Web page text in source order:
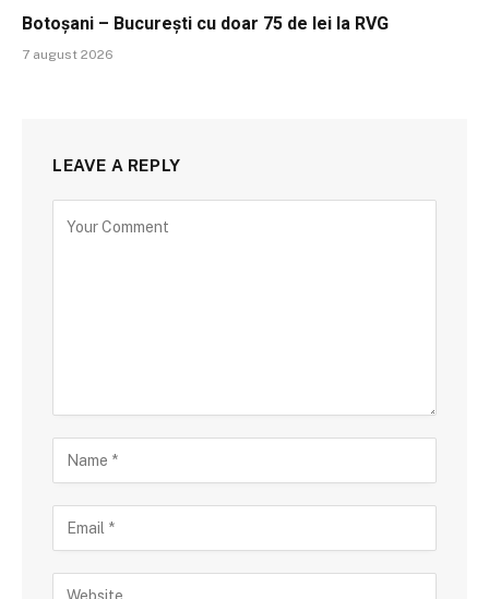
Botoșani – București cu doar 75 de lei la RVG
7 august 2026
LEAVE A REPLY